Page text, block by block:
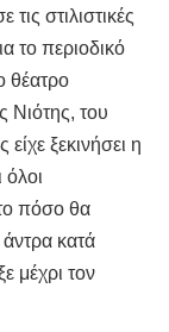
στιλιστικές
το περιοδικό
θέατρο
Νιότης, του
ξεκινήσει η
πόσο θα
κατά
μέχρι τον